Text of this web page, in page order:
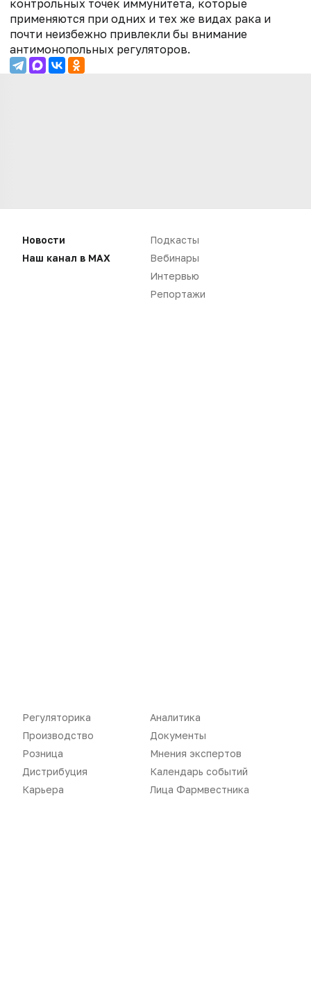
контрольных точек иммунитета, которые
применяются при одних и тех же видах рака и
почти неизбежно привлекли бы внимание
антимонопольных регуляторов.
Нет комментариев
Вы не можете оставлять
Карьера
Аналитика
Документы
Оформить подписку
Архив номеров
Реклама в газете
Новости
Наш канал в MAX
Подкасты
Вебинары
Интервью
Репортажи
Регуляторика
Производство
Розница
Дистрибуция
Карьера
Аналитика
Документы
Мнения экспертов
Календарь событий
Лица Фармвестника